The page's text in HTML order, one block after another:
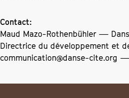
Contact:
Maud Mazo-Rothenbühler —
Directrice du développement et
communication@danse-cite.org —